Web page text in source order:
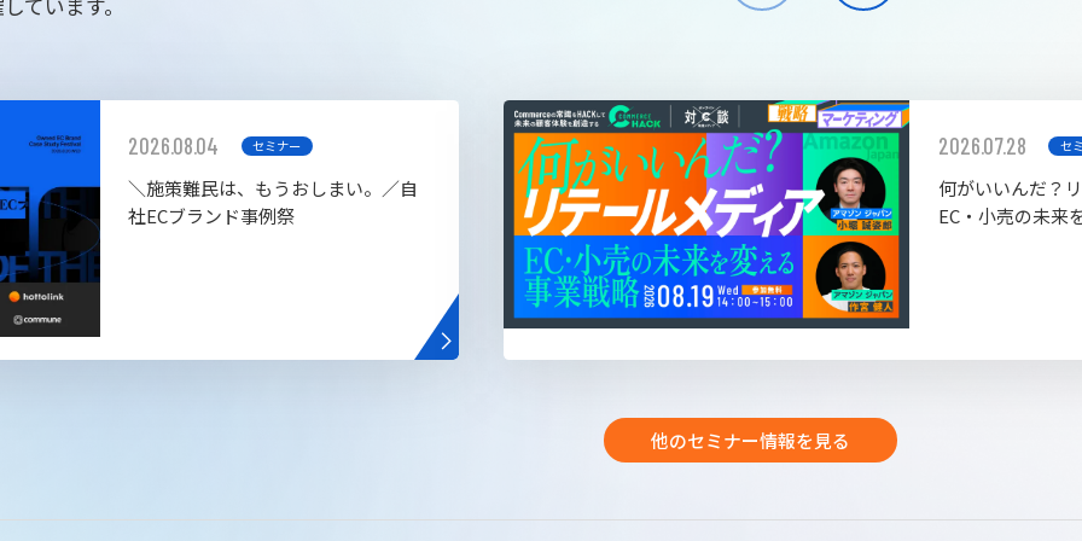
ています。
2026.08.04 セミナー
＼施策難民は、もうおしまい。／自
社ECブランド事例祭
2026.07.28 セ
何がいいんだ？
EC・小売の未来
他のセミナー情報を見る